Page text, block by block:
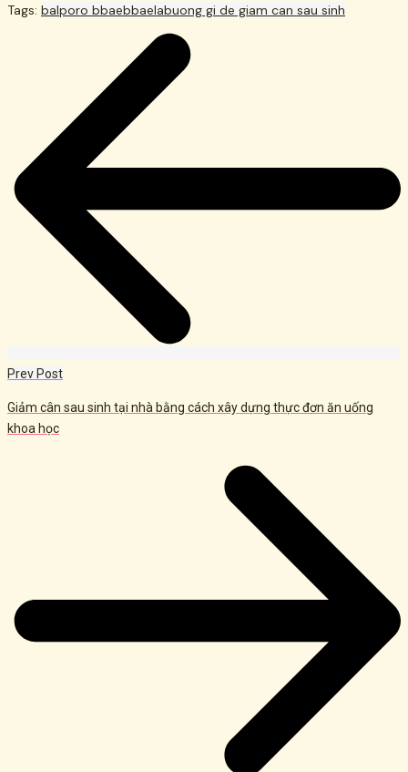
Tags: balporo bbaebbaelabuong gi de giam can sau sinh
Prev Post
Giảm cân sau sinh tại nhà bằng cách xây dựng thực đơn ăn uống
khoa học